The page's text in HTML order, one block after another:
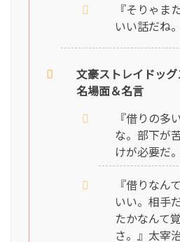
『そりゃま
いい話だね
文豪ストレイドッグ
名場面＆名言
『借りの多
な。部下が
けが必要だ
『借りなん
いい。相手
たかなんて
さ。』太宰